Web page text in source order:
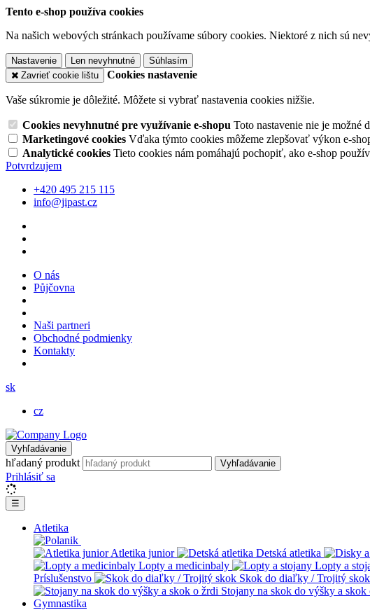
Tento e-shop používa cookies
Na našich webových stránkach používame súbory cookies. Niektoré z nich sú
Nastavenie Len nevyhnutné
Súhlasím
Zavrieť cookie lištu
Cookies nastavenie
Vaše súkromie je dôležité. Môžete si vybrať nastavenia cookies nižšie.
Cookies nevyhnutné pre využívanie e-shopu Toto nastavenie nie je možné
Marketingové cookies Vďaka týmto cookies môžeme zlepšovať výkon e-
Analytické cookies Tieto cookies nám pomáhajú pochopiť, ako e-shop
Potvrdzujem
+420 495 215 115
info@jipast.cz
O nás
Půjčovna
Naši partneri
Obchodné podmienky
Kontakty
sk
cz
Vyhľadávanie
hľadaný produkt Vyhľadávanie
Prihlásiť sa
☰
Atletika
Atletika junior Detská atletika
Lopty a medicinbaly
Lopty a
Príslušenstvo
Skok do diaľky / Trojitý skok
Stojany na skok do výšky a skok
Gymnastika